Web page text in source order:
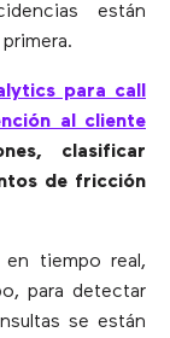
están
para call
al cliente
clasificar
de fricción
en tiempo real,
para detectar
se están